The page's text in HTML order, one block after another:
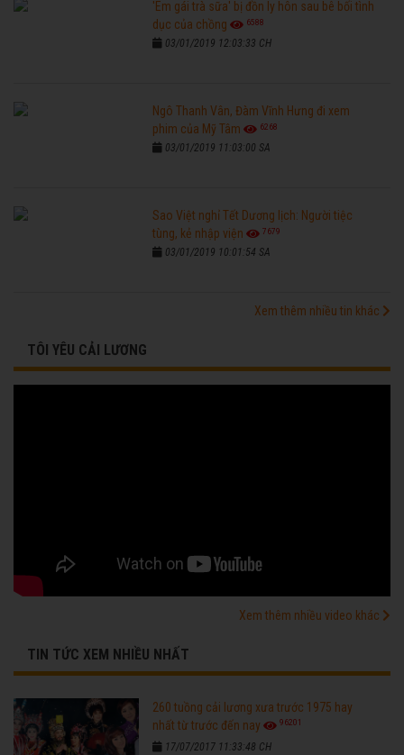
'Em gái trà sữa' bị đồn ly hôn sau bê bối tình
dục của chồng
6588
03/01/2019 12:03:33 CH
Ngô Thanh Vân, Đàm Vĩnh Hưng đi xem
phim của Mỹ Tâm
6268
03/01/2019 11:03:00 SA
Sao Việt nghỉ Tết Dương lịch: Người tiệc
tùng, kẻ nhập viện
7679
03/01/2019 10:01:54 SA
Xem thêm nhiều tin khác
TÔI YÊU CẢI LƯƠNG
Xem thêm nhiều video khác
TIN TỨC XEM NHIỀU NHẤT
260 tuồng cải lương xưa trước 1975 hay
nhất từ trước đến nay
96201
17/07/2017 11:33:48 CH